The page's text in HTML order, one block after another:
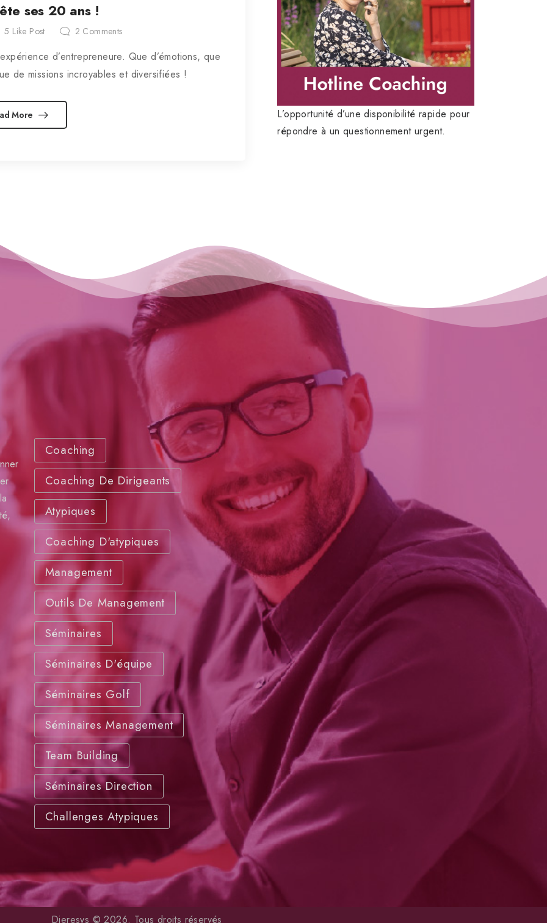
L’opportunité d’une disponibilité rapide pour
répondre à un questionnement urgent.
ses 20 ans !
5 Like Post 2 Comments
d’entrepreneure. Que d’émotions, que
de missions incroyables et diversifiées !
More
Coaching
Coaching De Dirigeants
Atypiques
Coaching D'atypiques
Management
Outils De Management
Séminaires
Séminaires D'équipe
Séminaires Golf
Séminaires Management
Team Building
Séminaires Direction
Challenges Atypiques
Dieresys © 2026. Tous droits réservés